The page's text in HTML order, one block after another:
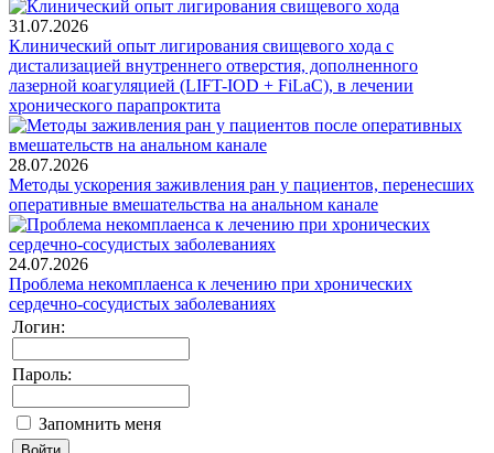
31.07.2026
Клинический опыт лигирования свищевого хода с
дистализацией внутреннего отверстия, дополненного
лазерной коагуляцией (LIFT-IOD + FiLaC), в лечении
хронического парапроктита
28.07.2026
Методы ускорения заживления ран у пациентов, перенесших
оперативные вмешательства на анальном канале
24.07.2026
Проблема некомплаенса к лечению при хронических
сердечно-сосудистых заболеваниях
Логин:
Пароль:
Запомнить меня